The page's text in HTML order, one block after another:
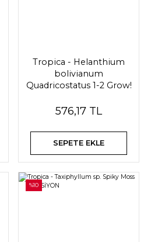
Tropica - Helanthium
bolivianum
Quadricostatus 1-2 Grow!
576,17 TL
SEPETE EKLE
%10